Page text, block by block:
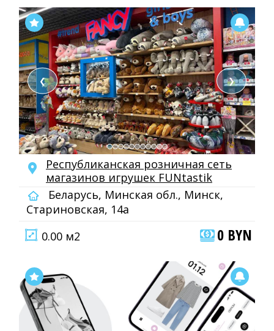
❮ ❯
Республиканская розничная сеть
магазинов игрушек FUNtastik
Беларусь, Минская обл., Минск,
Стариновская, 14а
0.00 м2
0 BYN